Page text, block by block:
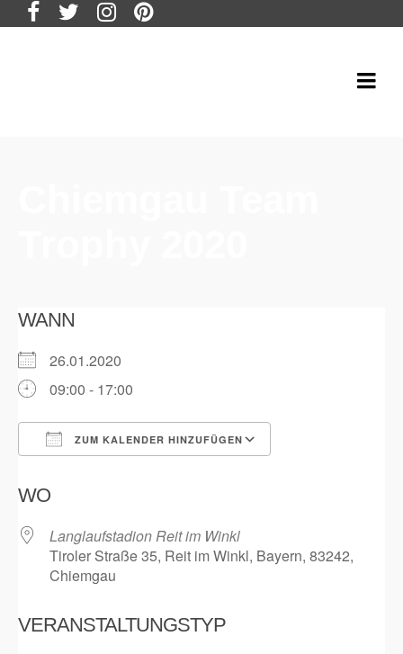
WANN
26.01.2020
09:00 - 17:00
ZUM KALENDER HINZUFÜGEN
WO
Langlaufstadion Reit im Winkl
Tiroler Straße 35, Reit im Winkl, Bayern, 83242,
Chiemgau
VERANSTALTUNGSTYP